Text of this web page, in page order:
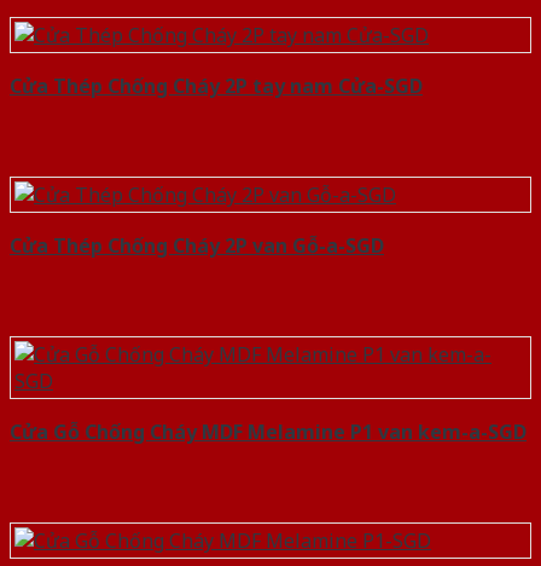
Cửa Thép Chống Cháy 2P tay nam Cửa-SGD
Cửa Thép Chống Cháy 2P van Gỗ-a-SGD
Cửa Gỗ Chống Cháy MDF Melamine P1 van kem-a-SGD